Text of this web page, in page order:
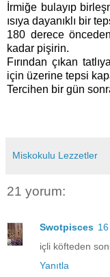
İrmiğe bulayıp
ısıya dayanıklı bir
180 derece önceden
kadar pişirin.
Fırından çıkan
için üzerine tepsi
Tercihen bir gün
Miskokulu Lezzetler
21 yorum:
Swotpisces
içli köfteden
Yanıtla